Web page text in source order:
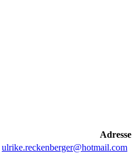
Adresse
ulrike.reckenberger@hotmail.com